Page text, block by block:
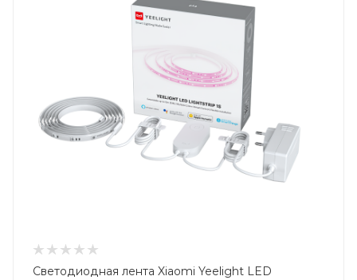
Светодиодная лента Xiaomi Yeelight LED